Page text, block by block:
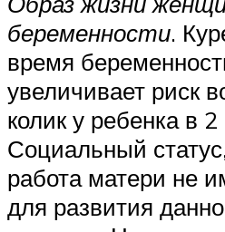
беременности.
время
увеличивает риск
колик у ребенка в 2
Социальный
работа матери не
для развития